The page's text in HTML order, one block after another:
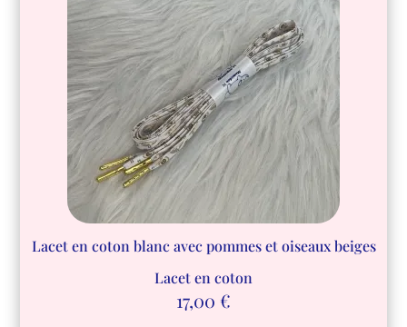
Lacet en coton blanc avec pommes et oiseaux beiges
Lacet en coton
17,00 €